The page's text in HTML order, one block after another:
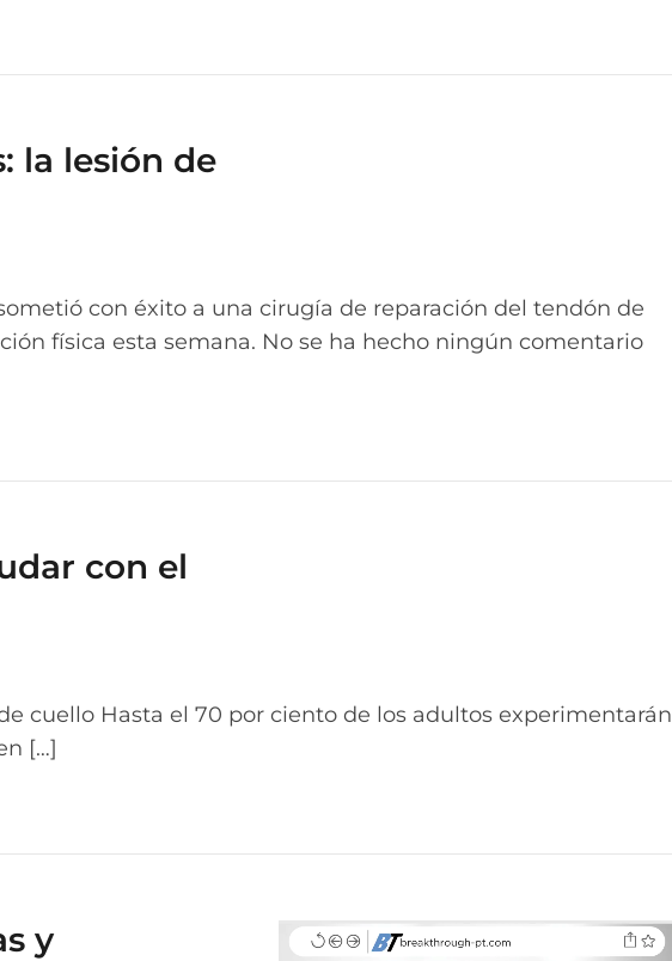
la lesión de
con éxito a una cirugía de reparación del tendón de
física esta semana. No se ha hecho ningún comentario
con el
cuello Hasta el 70 por ciento de los adultos experimentarán
[…]
y